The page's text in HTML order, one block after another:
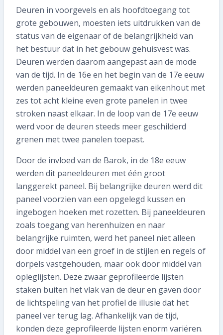
Deuren in voorgevels en als hoofdtoegang tot
grote gebouwen, moesten iets uitdrukken van de
status van de eigenaar of de belangrijkheid van
het bestuur dat in het gebouw gehuisvest was.
Deuren werden daarom aangepast aan de mode
van de tijd. In de 16e en het begin van de 17e eeuw
werden paneeldeuren gemaakt van eikenhout met
zes tot acht kleine even grote panelen in twee
stroken naast elkaar. In de loop van de 17e eeuw
werd voor de deuren steeds meer geschilderd
grenen met twee panelen toepast.
Door de invloed van de Barok, in de 18e eeuw
werden dit paneeldeuren met één groot
langgerekt paneel. Bij belangrijke deuren werd dit
paneel voorzien van een opgelegd kussen en
ingebogen hoeken met rozetten. Bij paneeldeuren
zoals toegang van herenhuizen en naar
belangrijke ruimten, werd het paneel niet alleen
door middel van een groef in de stijlen en regels of
dorpels vastgehouden, maar ook door middel van
opleglijsten. Deze zwaar geprofileerde lijsten
staken buiten het vlak van de deur en gaven door
de lichtspeling van het profiel de illusie dat het
paneel ver terug lag. Afhankelijk van de tijd,
konden deze geprofileerde lijsten enorm variëren.